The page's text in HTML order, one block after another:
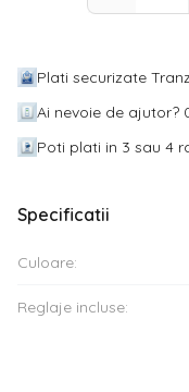
Plati securizate
Ai nevoie de ajutor?
Poti plati in 3 sau 4
Specificatii
Culoare:
Reglaje incluse: